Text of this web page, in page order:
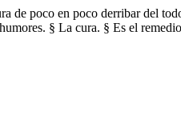
de poco en poco derribar del
§ La cura. § Es el